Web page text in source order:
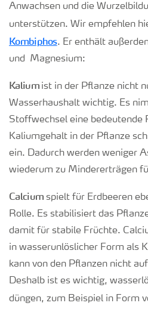
Anwachsen und die
unterstützen. Wir empfehlen
Kombiphos. Er enthält
und Magnesium:
Kalium ist in der Pflanze nicht
Wasserhaushalt wichtig. Es
Stoffwechsel eine bedeutende
Kaliumgehalt in der Pflanze
ein. Dadurch werden weniger
wiederum zu Mindererträgen
Calcium spielt für Erdbeeren
Rolle. Es stabilisiert das
damit für stabile Früchte.
in wasserunlöslicher Form als
kann von den Pflanzen nicht
Deshalb ist es wichtig,
düngen, zum Beispiel in Form